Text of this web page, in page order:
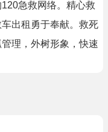
急救网络。精心救
出租勇于奉献。救死
理，外树形象，快速